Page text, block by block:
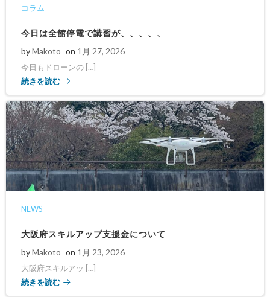
コラム
今日は全館停電で講習が、、、、、
byMakoto on 1月 27, 2026
今日もドローンの […]
続きを読む
NEWS
大阪府スキルアップ支援金について
byMakoto on 1月 23, 2026
大阪府スキルアッ […]
続きを読む